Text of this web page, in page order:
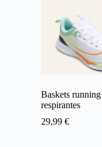
Baskets running
respirantes
29,99 €